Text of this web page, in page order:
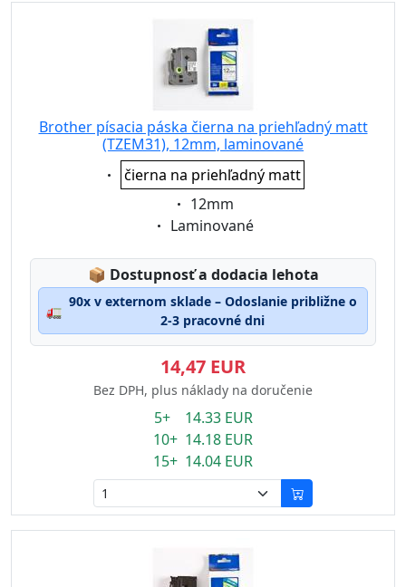
Brother písacia páska čierna na priehľadný matt
(TZEM31), 12mm, laminované
Eigenschaft:
čierna na priehľadný matt
Eigenschaft:
12mm
Eigenschaft:
Laminované
📦 Lagerstatus:
Dostupnosť a dodacia lehota
🚛
90x v externom sklade – Odoslanie približne o
2-3 pracovné dni
14,47 EUR
Bez DPH, plus náklady na doručenie
5+ 14.33 EUR
10+ 14.18 EUR
15+ 14.04 EUR